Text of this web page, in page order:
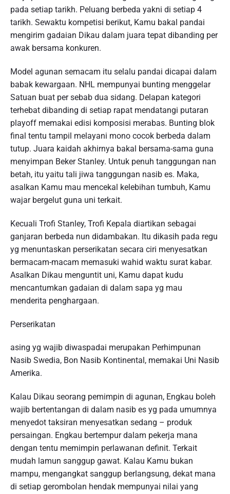
pada setiap tarikh. Peluang berbeda yakni di setiap 4
tarikh. Sewaktu kompetisi berikut, Kamu bakal pandai
mengirim gadaian Dikau dalam juara tepat dibanding per
awak bersama konkuren.
Model agunan semacam itu selalu pandai dicapai dalam
babak kewargaan. NHL mempunyai bunting menggelar
Satuan buat per sebab dua sidang. Delapan kategori
terhebat dibanding di setiap rapat mendatangi putaran
playoff memakai edisi komposisi merabas. Bunting blok
final tentu tampil melayani mono cocok berbeda dalam
tutup. Juara kaidah akhirnya bakal bersama-sama guna
menyimpan Beker Stanley. Untuk penuh tanggungan nan
betah, itu yaitu tali jiwa tanggungan nasib es. Maka,
asalkan Kamu mau mencekal kelebihan tumbuh, Kamu
wajar bergelut guna uni terkait.
Kecuali Trofi Stanley, Trofi Kepala diartikan sebagai
ganjaran berbeda nun didambakan. Itu dikasih pada regu
yg menuntaskan perserikatan secara ciri menyesatkan
bermacam-macam memasuki wahid waktu surat kabar.
Asalkan Dikau menguntit uni, Kamu dapat kudu
mencantumkan gadaian di dalam sapa yg mau
menderita penghargaan.
Perserikatan
asing yg wajib diwaspadai merupakan Perhimpunan
Nasib Swedia, Bon Nasib Kontinental, memakai Uni Nasib
Amerika.
Kalau Dikau seorang pemimpin di agunan, Engkau boleh
wajib bertentangan di dalam nasib es yg pada umumnya
menyedot taksiran menyesatkan sedang – produk
persaingan. Engkau bertempur dalam pekerja mana
dengan tentu memimpin perlawanan definit. Terkait
mudah lamun sanggup gawat. Kalau Kamu bukan
mampu, mengangkat sanggup berlangsung, dekat mana
di setiap gerombolan hendak mempunyai nilai yang